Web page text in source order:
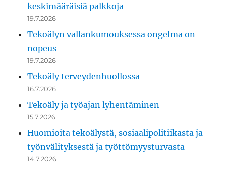
keskimääräisiä palkkoja
19.7.2026
Tekoälyn vallankumouksessa ongelma on
nopeus
19.7.2026
Tekoäly terveydenhuollossa
16.7.2026
Tekoäly ja työajan lyhentäminen
15.7.2026
Huomioita tekoälystä, sosiaalipolitiikasta ja
työnvälityksestä ja työttömyysturvasta
14.7.2026